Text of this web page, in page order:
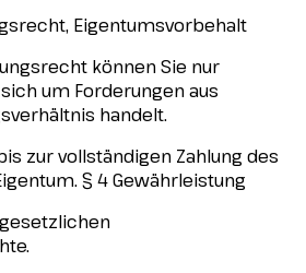
Eigentumsvorbehalt
können Sie nur
um Forderungen aus
handelt.
zur vollständigen Zahlung des
§ 4 Gewährleistung